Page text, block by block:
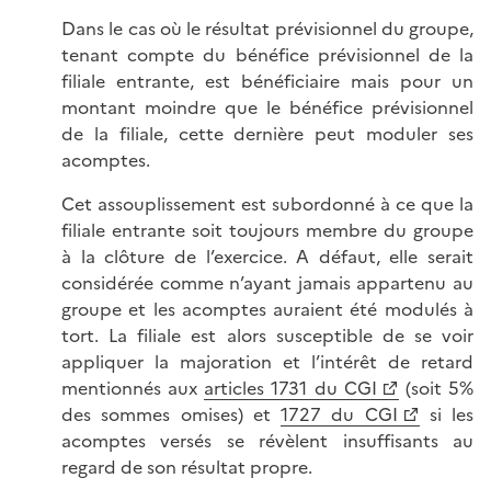
Dans le cas où le résultat prévisionnel du groupe,
tenant compte du bénéfice prévisionnel de la
filiale entrante, est bénéficiaire mais pour un
montant moindre que le bénéfice prévisionnel
de la filiale, cette dernière peut moduler ses
acomptes.
Cet assouplissement est subordonné à ce que la
filiale entrante soit toujours membre du groupe
à la clôture de l’exercice. A défaut, elle serait
considérée comme n’ayant jamais appartenu au
groupe et les acomptes auraient été modulés à
tort. La filiale est alors susceptible de se voir
appliquer la majoration et l’intérêt de retard
mentionnés aux articles 1731 du CGI
(soit 5%
des sommes omises) et 1727 du CGI
si les
acomptes versés se révèlent insuffisants au
regard de son résultat propre.